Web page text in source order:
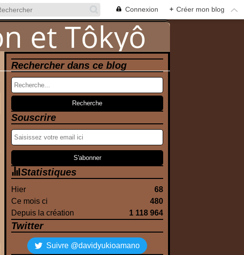
Connexion + Créer mon blog
Rechercher dans ce blog
Souscrire
Statistiques
Hier
68
Ce mois ci
480
Depuis la création
1 118 964
Twitter
Suivre @davidyukioamano